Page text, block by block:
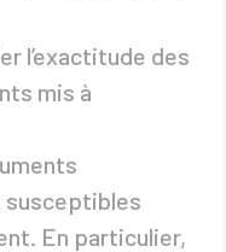
l’exactitude des
mis à
susceptibles
En particulier,